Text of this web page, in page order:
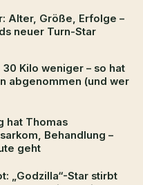
Alter, Größe, Erfolge –
neuer Turn-Star
Kilo weniger – so hat
abgenommen (und wer
hat Thomas
Behandlung –
geht
„Godzilla“-Star stirbt